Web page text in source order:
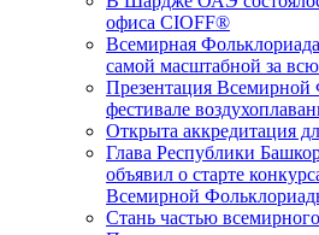
офиса CIOFF®
Всемирная
самой масштабной за
Презентация Всемирной
фестивале
Открыта аккредитация
Глава Республики
объявил о старте
Всемирной
Стань частью